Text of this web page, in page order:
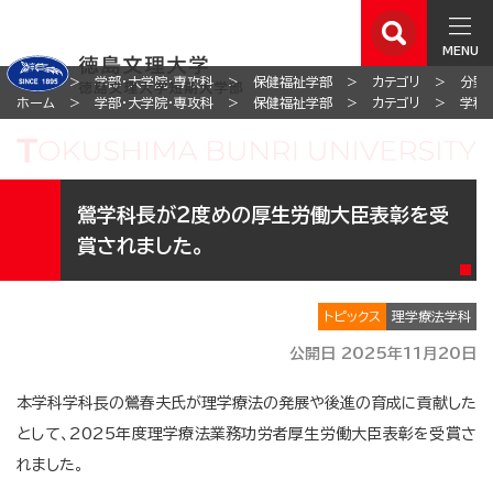
MENU
ホーム 学部・大学院・専攻科 保健福祉学部 カテゴリ
分野
ホーム
学部・大学院・専攻科 保健福祉学部 カテゴリ 学科
鶯学科長が２度めの厚生労働大臣表彰を受
賞されました。
トピックス 理学療法学科
公開日 2025年11月20日
本学科学科長の鶯春夫氏が理学療法の発展や後進の育成に貢献した
として、2025年度理学療法業務功労者厚生労働大臣表彰を受賞さ
れました。